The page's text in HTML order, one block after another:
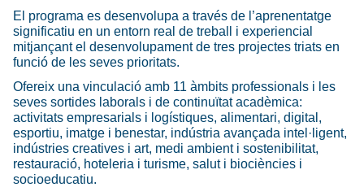
El programa es desenvolupa a través de l’aprenentatge
significatiu en un entorn real de treball i experiencial
mitjançant el desenvolupament de tres projectes triats en
funció de les seves prioritats.
Ofereix una vinculació amb 11 àmbits professionals i les
seves sortides laborals i de continuïtat acadèmica:
activitats empresarials i logístiques, alimentari, digital,
esportiu, imatge i benestar, indústria avançada intel·ligent,
indústries creatives i art, medi ambient i sostenibilitat,
restauració, hoteleria i turisme, salut i biociències i
socioeducatiu.